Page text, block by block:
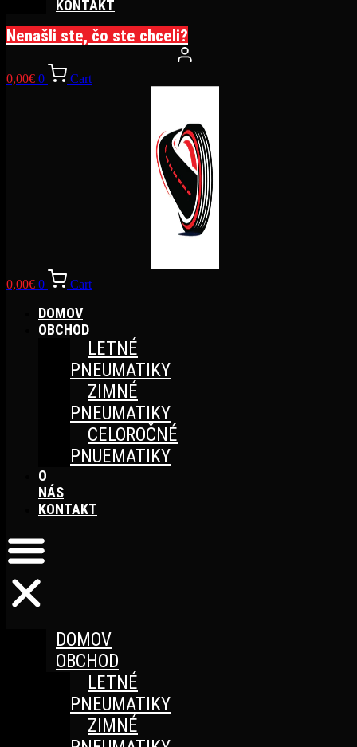
KONTAKT
Nenašli ste, čo ste chceli?
0,00€ 0 Cart
0,00€ 0 Cart
DOMOV
OBCHOD
LETNÉ
PNEUMATIKY
ZIMNÉ
PNEUMATIKY
CELOROČNÉ
PNUEMATIKY
O
NÁS
KONTAKT
DOMOV
OBCHOD
LETNÉ
PNEUMATIKY
ZIMNÉ